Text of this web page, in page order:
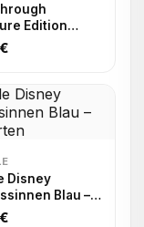
Edition
Cards by Emily
Disney
Blau –